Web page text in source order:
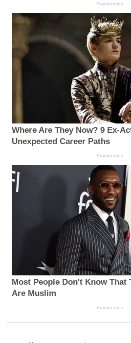
Brainberries
Where Are They Now? 9 Ex-
Unexpected Career Paths
Brainberries
Most People Don't Know That
Are Muslim
Brainberries